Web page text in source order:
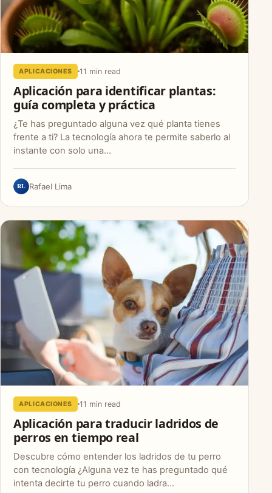
APLICACIONES 11 min read
Aplicación para identificar plantas:
guía completa y práctica
¿Te has preguntado alguna vez qué planta tienes
frente a ti? La tecnología ahora te permite saberlo al
instante con solo una…
RL Rafael Lima
APLICACIONES 11 min read
Aplicación para traducir ladridos de
perros en tiempo real
Descubre cómo entender los ladridos de tu perro
con tecnología ¿Alguna vez te has preguntado qué
intenta decirte tu perro cuando ladra…